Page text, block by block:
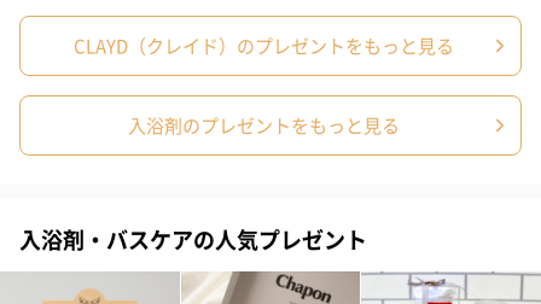
●足湯に
足湯は全身を温め、めぐりを促します※。足のトラブルがある時
にもお使いください。どうしてもお風呂にはいれない時や、カラ
ダが冷えた時、不快なニオイにも。※温浴効果による
2.排出を即す
CLAYD（クレイド）のプレゼントをもっと見る
入浴剤のプレゼントをもっと見る
入浴剤・バスケアの人気プレゼント